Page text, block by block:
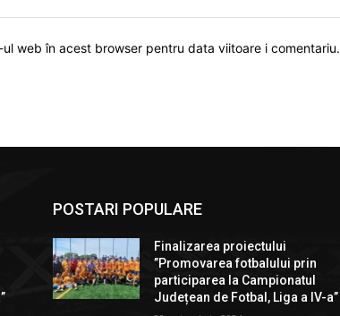
web în acest browser pentru data viitoare i comentariu.
POSTARI POPULARE
Finalizarea proiectului
”Promovarea fotbalului prin
participarea la Campionatul
Județean de Fotbal, Liga a IV-a”